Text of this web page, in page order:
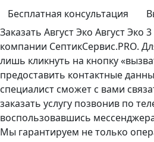
Бесплатная консультация
Заказать Август Эко Август Эко
компании СептикСервис.PRO.
лишь кликнуть на кнопку
предоставить контактные
специалист сможет с вами
заказать услугу позвонив по
воспользовавшись
Мы гарантируем не только